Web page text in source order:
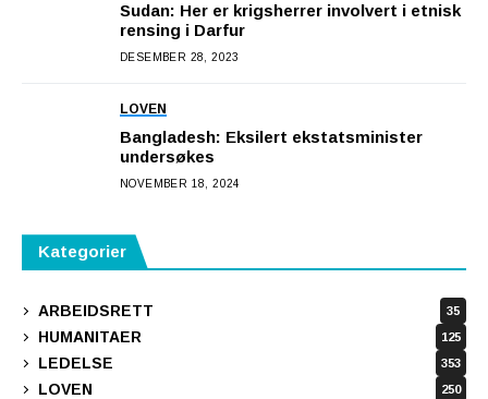
Sudan: Her er krigsherrer involvert i etnisk
rensing i Darfur
DESEMBER 28, 2023
LOVEN
Bangladesh: Eksilert ekstatsminister
undersøkes
NOVEMBER 18, 2024
Kategorier
ARBEIDSRETT 35
HUMANITAER 125
LEDELSE 353
LOVEN 250